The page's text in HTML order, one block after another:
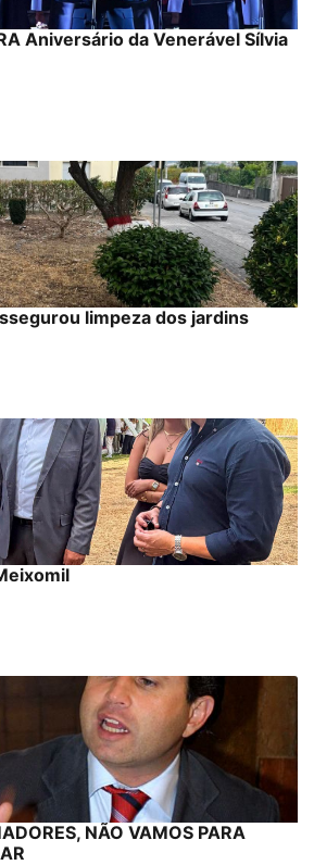
Aniversário da Venerável Sílvia
limpeza dos jardins
NÃO VAMOS PARA